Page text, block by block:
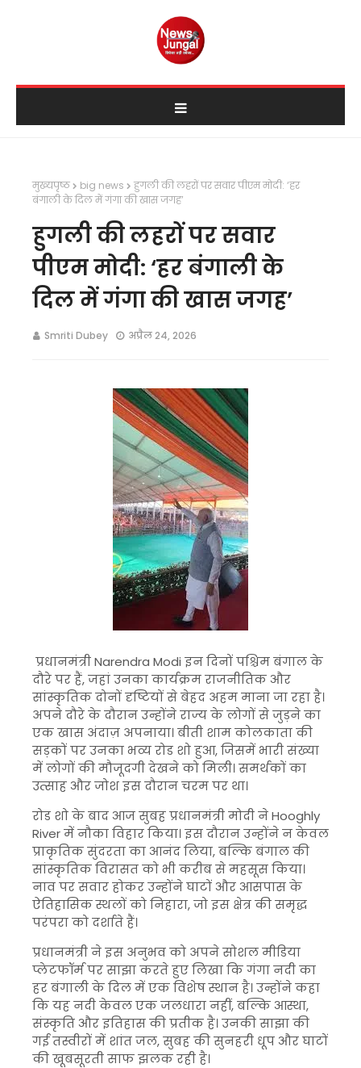
मुख्यपृष्ठ big news
हुगली की लहरों पर सवार पीएम मोदी: ‘हर
बंगाली के दिल में गंगा की खास जगह’
हुगली की लहरों पर सवार
पीएम मोदी: ‘हर बंगाली के
दिल में गंगा की खास जगह’
Smriti Dubey अप्रैल 24, 2026
प्रधानमंत्रीNarendra Modi इन दिनों पश्चिम बंगाल के
दौरे पर हैं, जहां उनका कार्यक्रम राजनीतिक और
सांस्कृतिक दोनों दृष्टियों से बेहद अहम माना जा रहा है।
अपने दौरे के दौरान उन्होंने राज्य के लोगों से जुड़ने का
एक खास अंदाज़ अपनाया। बीती शाम कोलकाता की
सड़कों पर उनका भव्य रोड शो हुआ, जिसमें भारी संख्या
में लोगों की मौजूदगी देखने को मिली। समर्थकों का
उत्साह और जोश इस दौरान चरम पर था।
रोड शो के बाद आज सुबह प्रधानमंत्री मोदी नेHooghly
Riverमें नौका विहार किया। इस दौरान उन्होंने न केवल
प्राकृतिक सुंदरता का आनंद लिया, बल्कि बंगाल की
सांस्कृतिक विरासत को भी करीब से महसूस किया।
नाव पर सवार होकर उन्होंने घाटों और आसपास के
ऐतिहासिक स्थलों को निहारा, जो इस क्षेत्र की समृद्ध
परंपरा को दर्शाते हैं।
प्रधानमंत्री ने इस अनुभव को अपने सोशल मीडिया
प्लेटफॉर्म पर साझा करते हुए लिखा कि गंगा नदी का
हर बंगाली के दिल में एक विशेष स्थान है। उन्होंने कहा
कि यह नदी केवल एक जलधारा नहीं, बल्कि आस्था,
संस्कृति और इतिहास की प्रतीक है। उनकी साझा की
गई तस्वीरों में शांत जल, सुबह की सुनहरी धूप और घाटों
की खूबसूरती साफ झलक रही है।